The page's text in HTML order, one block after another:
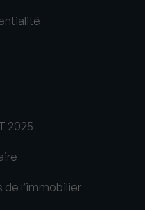
2025
de l’immobilier